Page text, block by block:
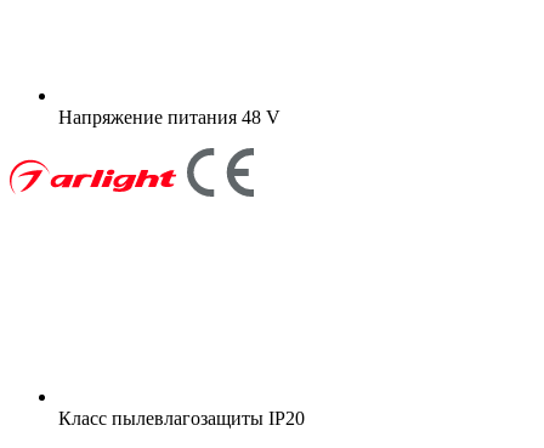
Напряжение питания 48 V
Класс пылевлагозащиты IP20